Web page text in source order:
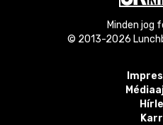
Minden jog
© 2013-2026